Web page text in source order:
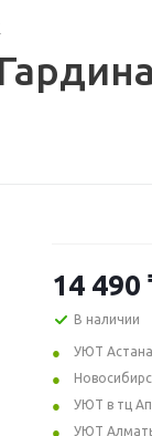
14 490
В наличии
УЮТ Астана
УЮТ в тц
УЮТ